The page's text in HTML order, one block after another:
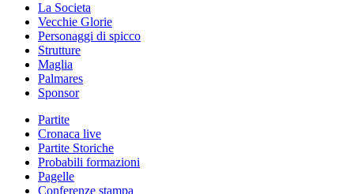
La Societa
Vecchie Glorie
Personaggi di spicco
Strutture
Maglia
Palmares
Sponsor
Partite
Cronaca live
Partite Storiche
Probabili formazioni
Pagelle
Conferenze stampa